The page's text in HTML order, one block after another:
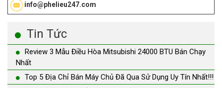
info@phelieu247.com
Tin Tức
Review 3 Mẫu Điều Hòa Mitsubishi 24000 BTU Bán Chạy
Nhất
Top 5 Địa Chỉ Bán Máy Chủ Đã Qua Sử Dụng Uy Tín Nhất!!!